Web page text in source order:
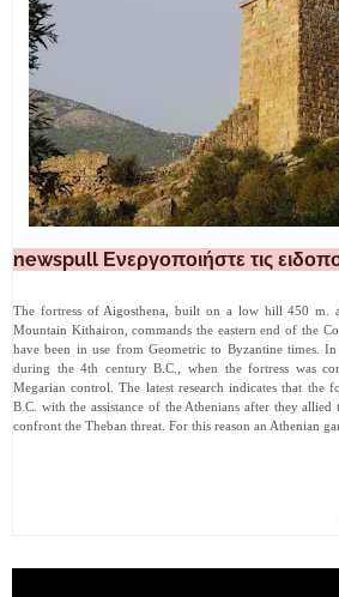
newspull Ενεργοποιήστε τις
The fortress of Aigosthena, built on a low hill 450 m.
Mountain Kithairon, commands the eastern end of the
have been in use from Geometric to Byzantine times.
during the 4th century B.C., when the fortress was
Megarian control. The latest research indicates that the
B.C. with the assistance of the Athenians after they allied
confront the Theban threat. For this reason an Athenian